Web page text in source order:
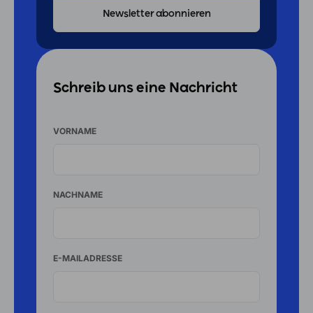
Schreib uns eine Nachricht
VORNAME
NACHNAME
E-MAILADRESSE